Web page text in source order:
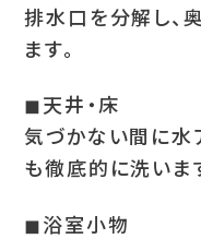
排水口を分解し、
ます。
◼︎天井・床
気づかない間に水
も徹底的に洗いま
◼︎浴室小物